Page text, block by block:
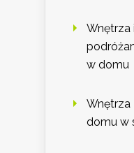
Wnętrza
w domu
Wnętrza
domu w